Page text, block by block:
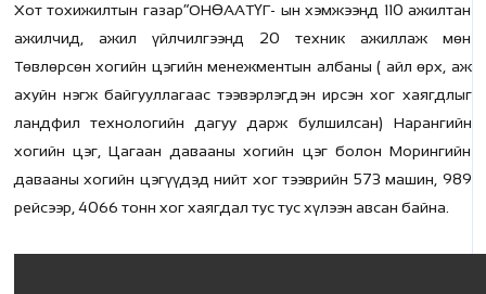
Хот тохижилтын газар”ОНӨААТҮГ- ын хэмжээнд 110 ажилтан
ажилчид, ажил үйлчилгээнд 20 техник ажиллаж мөн
Төвлөрсөн хогийн цэгийн менежментын албаны ( айл өрх, аж
ахуйн нэгж байгууллагаас тээвэрлэгдэн ирсэн хог хаягдлыг
ландфил технологийн дагуу дарж булшилсан) Нарангийн
хогийн цэг, Цагаан давааны хогийн цэг болон Морингийн
давааны хогийн цэгүүдэд нийт хог тээврийн 573 машин, 989
рейсээр, 4066 тонн хог хаягдал тус тус хүлээн авсан байна.